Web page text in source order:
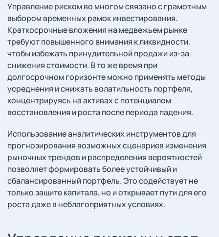
Управление риском во многом связано с грамотным
выбором временных рамок инвестирования.
Краткосрочные вложения на медвежьем рынке
требуют повышенного внимания к ликвидности,
чтобы избежать принудительной продажи из-за
снижения стоимости. В то же время при
долгосрочном горизонте можно применять методы
усреднения и снижать волатильность портфеля,
концентрируясь на активах с потенциалом
восстановления и роста после периода падения.
Использование аналитических инструментов для
прогнозирования возможных сценариев изменения
рыночных трендов и распределения вероятностей
позволяет формировать более устойчивый и
сбалансированный портфель. Это содействует не
только защите капитала, но и открывает пути для его
роста даже в неблагоприятных условиях.